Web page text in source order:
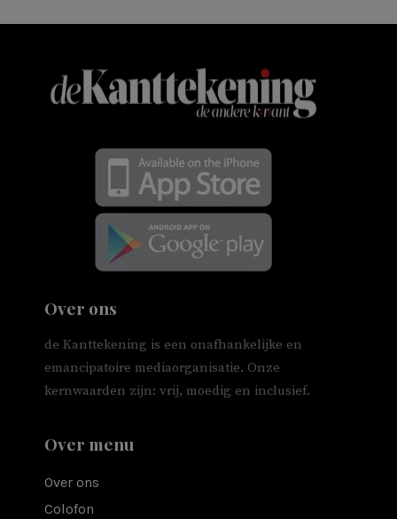
Over ons
de Kanttekening is een onafhankelijke en
emancipatoire mediaorganisatie. Onze
kernwaarden zijn: vrij, moedig en inclusief.
Over menu
Over ons
Colofon